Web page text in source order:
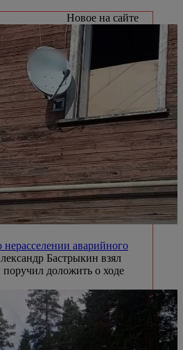
Новое на сайте
аварийного
Бастрыкин взял
поручил доложить о ходе